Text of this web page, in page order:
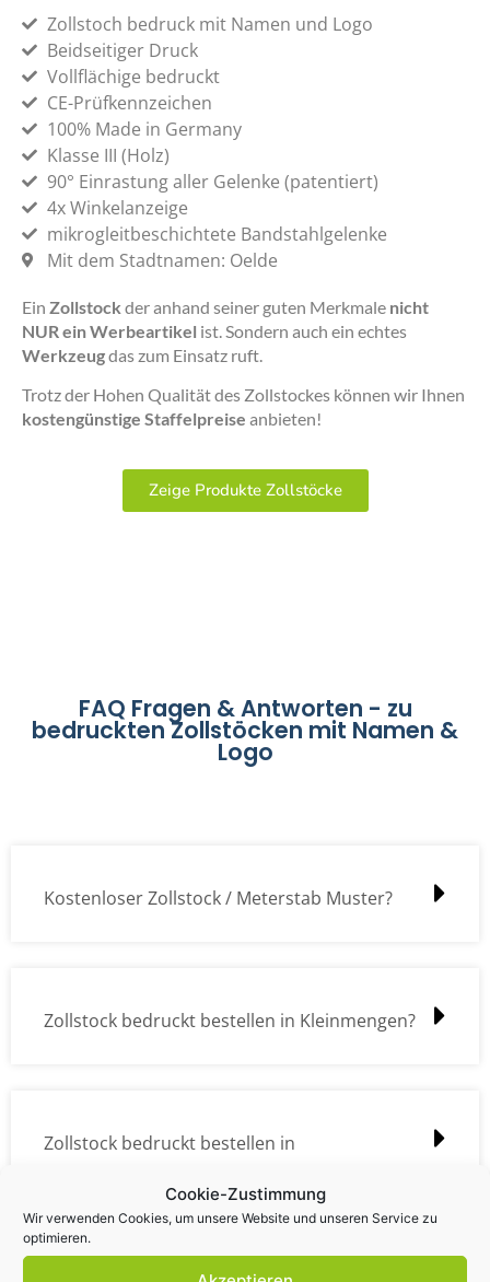
Cookie-Zustimmung
Wir verwenden Cookies, um unsere Website und unseren Service zu
optimieren.
Zollstoch bedruck mit Namen und Logo
Beidseitiger Druck
Vollflächige bedruckt
CE-Prüfkennzeichen
100% Made in Germany
Klasse III (Holz)
90° Einrastung aller Gelenke (patentiert)
4x Winkelanzeige
mikrogleitbeschichtete Bandstahlgelenke
Mit dem Stadtnamen: Oelde
Ein Zollstock der anhand seiner guten Merkmale nicht
NUR ein Werbeartikel ist. Sondern auch ein echtes
Werkzeugdas zum Einsatz ruft.
Trotz der Hohen Qualität des Zollstockes können wir Ihnen
kostengünstige Staffelpreise anbieten!
Zeige Produkte Zollstöcke
FAQ Fragen & Antworten - zu
bedruckten Zollstöcken mit Namen &
Logo
Kostenloser Zollstock / Meterstab Muster?
Zollstock bedruckt bestellen in Kleinmengen?
Zollstock bedruckt bestellen in